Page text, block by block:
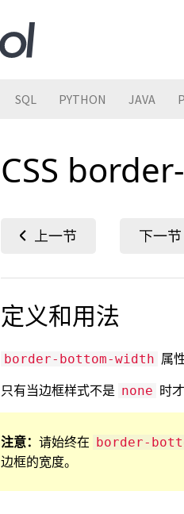
SQL PYTHON JAVA
CSS
定义和用法
border-bottom-width 属
只有当边框样式不是 none 时
注意： 请始终在 border-
边框的宽度。